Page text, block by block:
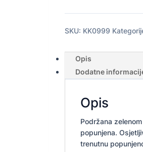
SKU: KK0999
Opis
Dodatne
Opis
Podržana
popunjena.
trenutnu